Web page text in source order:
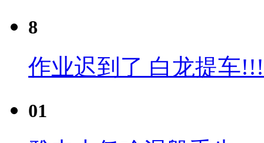
8
作业迟到了 白龙提车
01